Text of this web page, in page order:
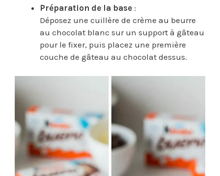
Préparation de la base :
Déposez une cuillère de crème au beurre
au chocolat blanc sur un support à gâteau
pour le fixer, puis placez une première
couche de gâteau au chocolat dessus.